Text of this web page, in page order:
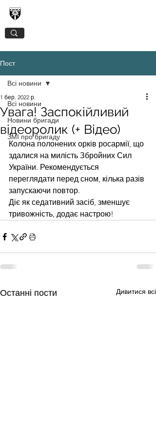
Пост
Всі новини
Новини бригади
ЗМІ про бригаду
Всі новини
Увага! Заспокійливий
відеоролик (+ Відео)
1 бер. 2022 р.
Колона полонених орків росармії, що
здалися на милість Збройних Сил
України. Рекомендується
переглядати перед сном, кілька разів
запускаючи повтор.
Діє як седативний засіб, зменшує
тривожність, додає настрою!
Останні пости Дивитися всі